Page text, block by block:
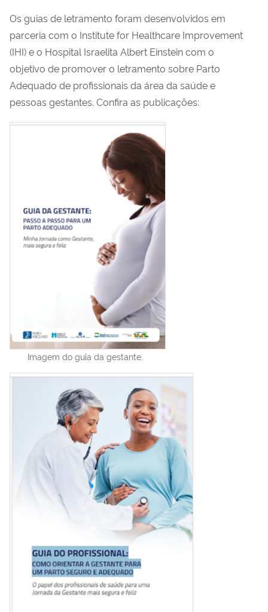
Os guias de letramento foram desenvolvidos em
parceria com o Institute for Healthcare Improvement
(IHI) e o Hospital Israelita Albert Einstein com o
objetivo de promover o letramento sobre Parto
Adequado de profissionais da área da saúde e
pessoas gestantes. Confira as publicações:
Imagem do guia da gestante.